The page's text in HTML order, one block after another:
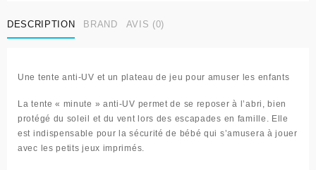
DESCRIPTION BRAND AVIS (0)
Une tente anti-UV et un plateau de jeu pour amuser les enfants
La tente « minute » anti-UV permet de se reposer à l’abri, bien
protégé du soleil et du vent lors des escapades en famille. Elle
est indispensable pour la sécurité de bébé qui s’amusera à jouer
avec les petits jeux imprimés.